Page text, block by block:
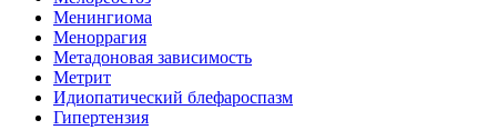
Менингиома
Меноррагия
Метадоновая зависимость
Метрит
Идиопатический блефароспазм
Гипертензия